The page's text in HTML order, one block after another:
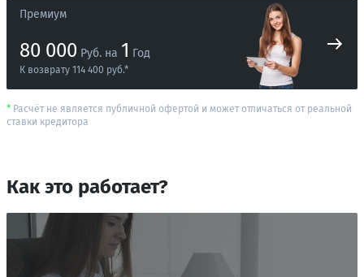
Премиум
80 000 Руб. на 1 Год
К возврату 114 400 руб.*
* Расчёт не является публичной офертой и может отличаться от реальной
ставки кредитора
Как это работает?